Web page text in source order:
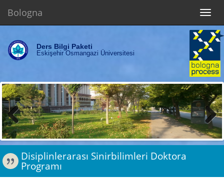
Bologna
Ders Bilgi Paketi
Eskişehir Osmangazi Üniversitesi
Previous Next
Disiplinlerarası Sinirbilimleri Doktora
Programı